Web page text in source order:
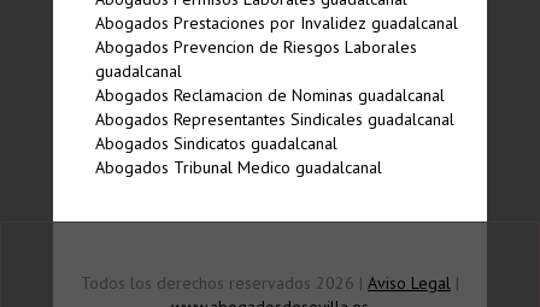
Abogados Prestaciones por Invalidez guadalcanal
Abogados Prevencion de Riesgos Laborales
guadalcanal
Abogados Reclamacion de Nominas guadalcanal
Abogados Representantes Sindicales guadalcanal
Abogados Sindicatos guadalcanal
Abogados Tribunal Medico guadalcanal
Todos los derechos reservados 2026 | Aviso Legal |